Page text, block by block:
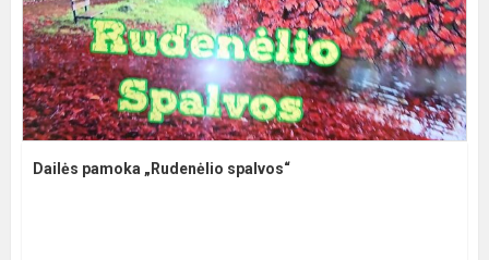
Dailės pamoka „Rudenėlio spalvos“